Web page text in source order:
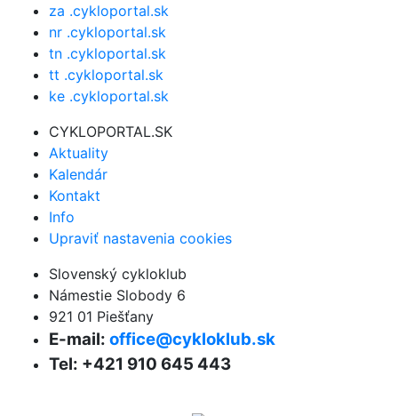
za .cykloportal.sk
nr .cykloportal.sk
tn .cykloportal.sk
tt .cykloportal.sk
ke .cykloportal.sk
CYKLOPORTAL.SK
Aktuality
Kalendár
Kontakt
Info
Upraviť nastavenia cookies
Slovenský cykloklub
Námestie Slobody 6
921 01 Piešťany
E-mail: office@cykloklub.sk
Tel: +421 910 645 443